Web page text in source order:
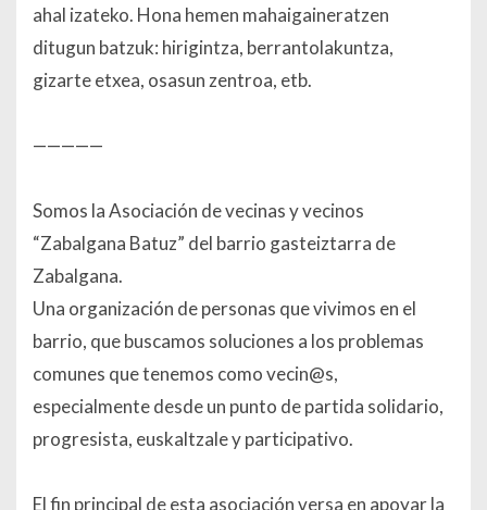
ahal izateko. Hona hemen mahaigaineratzen
ditugun batzuk: hirigintza, berrantolakuntza,
gizarte etxea, osasun zentroa, etb.
—————
Somos la Asociación de vecinas y vecinos
“Zabalgana Batuz” del barrio gasteiztarra de
Zabalgana.
Una organización de personas que vivimos en el
barrio, que buscamos soluciones a los problemas
comunes que tenemos como vecin@s,
especialmente desde un punto de partida solidario,
progresista, euskaltzale y participativo.
El fin principal de esta asociación versa en apoyar la